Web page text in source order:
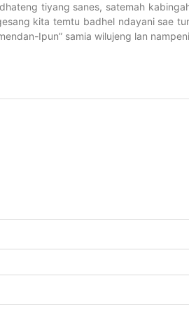
tiyang sanes, satemah
kita temtu badhel ndayani sae
Ipun” samia wilujeng lan nampeni